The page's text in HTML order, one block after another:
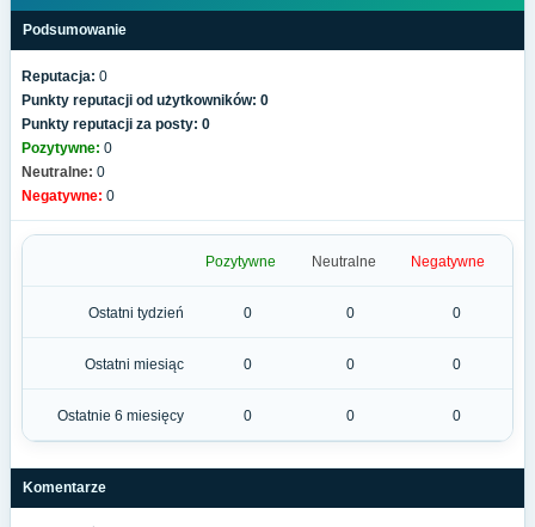
Podsumowanie
Reputacja: 0
Punkty reputacji od użytkowników: 0
Punkty reputacji za posty: 0
Pozytywne: 0
Neutralne: 0
Negatywne: 0
Pozytywne Neutralne Negatywne
Ostatni tydzień 0 0 0
Ostatni miesiąc 0 0 0
Ostatnie 6 miesięcy 0 0 0
Komentarze